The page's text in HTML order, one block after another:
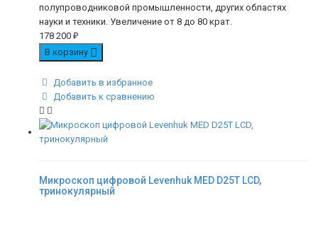
полупроводниковой промышленности, других областях
науки и техники. Увеличение от 8 до 80 крат.
178 200 ₽
В корзину
Добавить в избранное
Добавить к сравнению
Микроскоп цифровой Levenhuk MED D25T LCD,
тринокулярный